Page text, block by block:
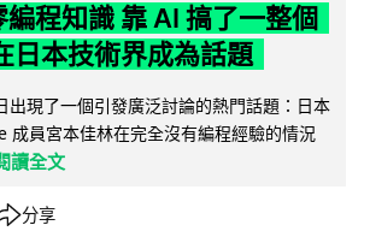
編程知識 靠 AI 搞了一整個
日本技術界成為話題
出現了一個引發廣泛討論的熱門話題：日本
成員宮本佳林在完全沒有編程經驗的情況
讀全文
分享